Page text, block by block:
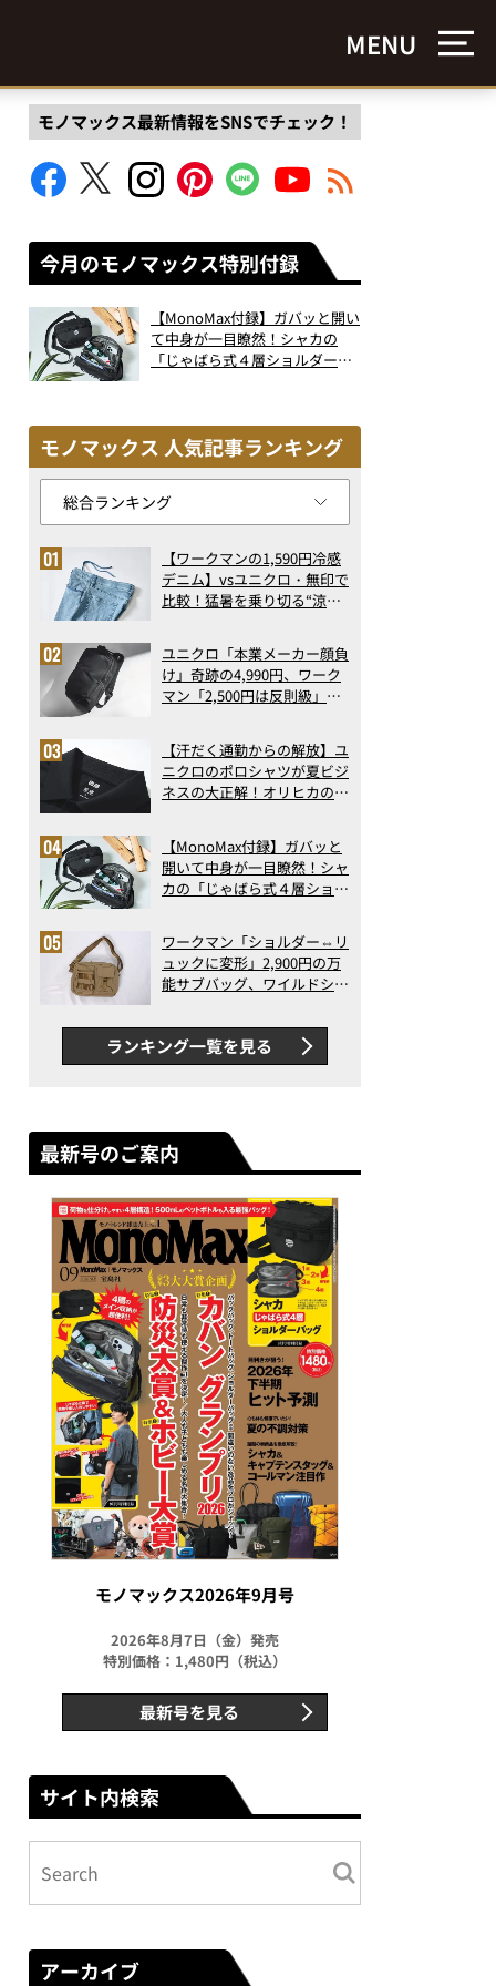
MENU
モノマックス最新情報をSNSでチェック！
今月のモノマックス特別付録
【MonoMax付録】ガバッと開い
て中身が一目瞭然！シャカの
「じゃばら式４層ショルダーバ
モノマックス 人気記事ランキング
【ワークマンの1,590円冷感
デニム】vsユニクロ・無印で
比較！猛暑を乗り切る“涼感
で決定版
ユニクロ「本業メーカー顔負
け」奇跡の4,990円、ワーク
マン「2,500円は反則級」凄
ト3】（2026年6月版）
【汗だく通勤からの解放】ユ
ニクロのポロシャツが夏ビジ
ネスの大正解！オリヒカの透
アの実力
【MonoMax付録】ガバッと
開いて中身が一目瞭然！シャ
カの「じゃばら式４層ショル
った！
ワークマン「ショルダー⇔リ
ュックに変形」2,900円の万
能サブバッグ、ワイルドシン
録…ほか【休日バッグの人気
記事ランキングベスト3】
（2026年6月版）
ランキング一覧を見る
最新号のご案内
モノマックス2026年9月号
2026年8月7日（金）発売
特別価格：1,480円（税込）
最新号を見る
サイト内検索
アーカイブ